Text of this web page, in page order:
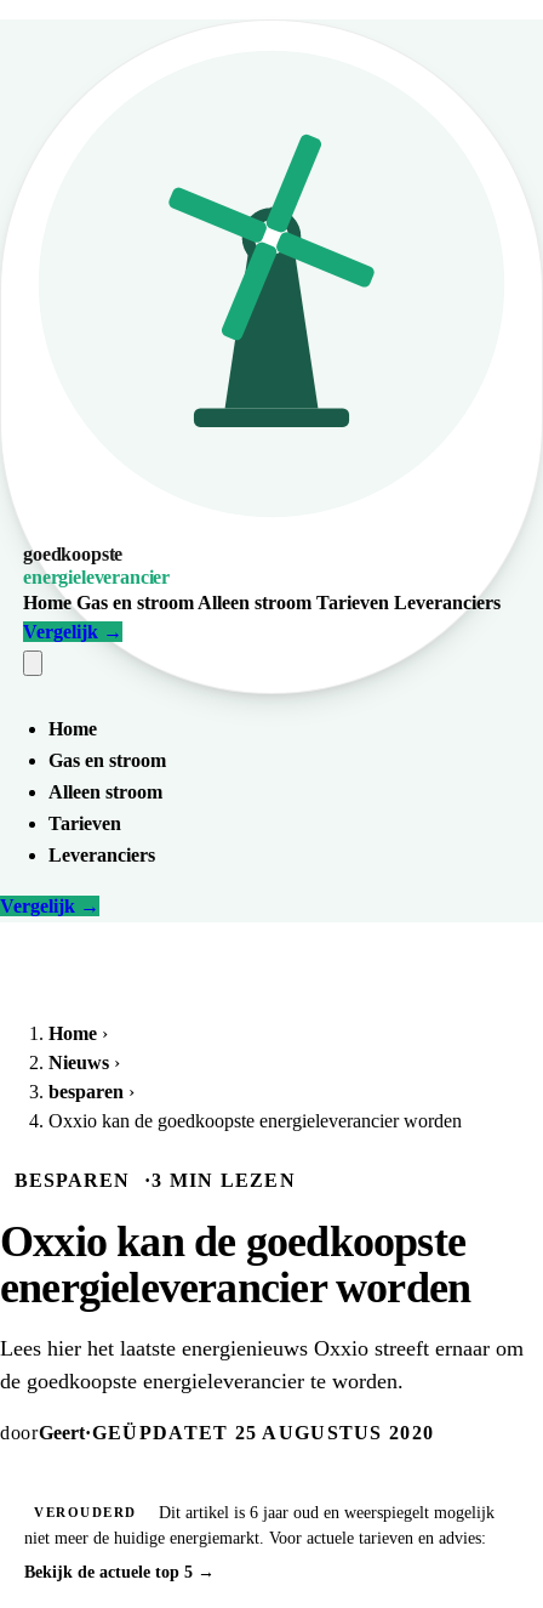
goedkoopste
energieleverancier
HomeGas en stroom Alleen stroom Tarieven Leveranciers
Vergelijk →
Home
Gas en stroom
Alleen stroom
Tarieven
Leveranciers
Vergelijk →
Home ›
Nieuws ›
besparen ›
Oxxio kan de goedkoopste energieleverancier worden
BESPAREN ·3 MIN LEZEN
Oxxio kan de goedkoopste
energieleverancier worden
Lees hier het laatste energienieuws Oxxio streeft ernaar om
de goedkoopste energieleverancier te worden.
doorGeert·GEÜPDATET 25 AUGUSTUS 2020
VEROUDERD
Dit artikel is 6 jaar oud en weerspiegelt mogelijk
niet meer de huidige energiemarkt. Voor actuele tarieven en advies:
Bekijk de actuele top 5 →